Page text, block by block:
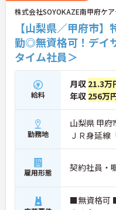
株式会社SOYOKAZE南甲府ケ
【山梨県／甲府市
勤◎無資格可！デイ
タイム社員＞
給料
月収 21.3万
年収 256万
勤務地
山梨県 甲
ＪＲ身延線
雇用形態 契約社員・
■無資格可